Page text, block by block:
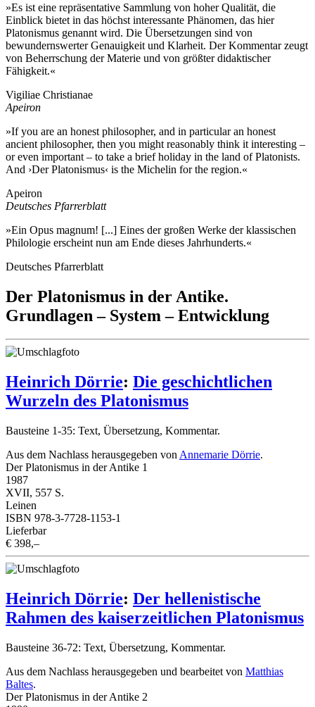
»Es ist eine repräsentative Sammlung von hoher Qualität, die
Einblick bietet in das höchst interessante Phänomen, das hier
Platonismus genannt wird. Die Übersetzungen sind von
bewundernswerter Genauigkeit und Klarheit. Der Kommentar zeugt
von Beherrschung der Materie und von größter didaktischer
Fähigkeit.«
Vigiliae Christianae
Apeiron
»If you are an honest philosopher, and in particular an honest
ancient philosopher, then you might reasonably think it interesting –
or even important – to take a brief holiday in the land of Platonists.
And ›Der Platonismus‹ is the Michelin for the region.«
Apeiron
Deutsches Pfarrerblatt
»Ein Opus magnum! [...] Eines der großen Werke der klassischen
Philologie erscheint nun am Ende dieses Jahrhunderts.«
Deutsches Pfarrerblatt
Der Platonismus in der Antike.
Grundlagen – System – Entwicklung
Heinrich Dörrie: Die geschichtlichen
Wurzeln des Platonismus
Bausteine 1-35: Text, Übersetzung, Kommentar.
Aus dem Nachlass herausgegeben von Annemarie Dörrie.
Der Platonismus in der Antike 1
1987
XVII, 557 S.
Leinen
ISBN 978-3-7728-1153-1
Lieferbar
€ 398,–
Heinrich Dörrie: Der hellenistische
Rahmen des kaiserzeitlichen Platonismus
Bausteine 36-72: Text, Übersetzung, Kommentar.
Aus dem Nachlass herausgegeben und bearbeitet von Matthias
Baltes.
Der Platonismus in der Antike 2